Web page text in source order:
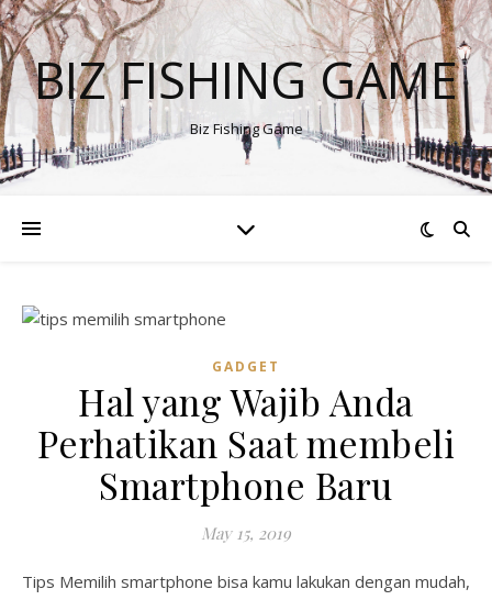
BIZ FISHING GAME
Biz Fishing Game
GADGET
Hal yang Wajib Anda
Perhatikan Saat membeli
Smartphone Baru
May 15, 2019
Tips Memilih smartphone bisa kamu lakukan dengan mudah,